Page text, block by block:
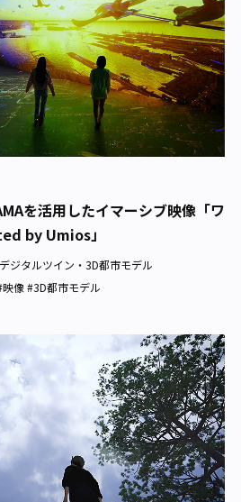
を活用したイマーシブ映像「ワ
by Umios」
デジタルツイン・3D都市モデル
映像 #3D都市モデル